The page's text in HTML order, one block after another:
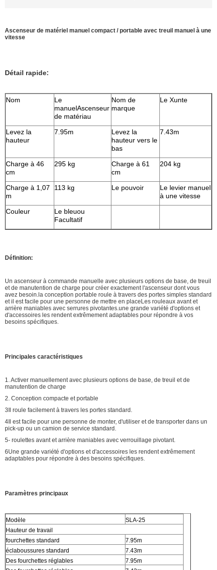
Ascenseur de matériel manuel compact / portable avec treuil manuel à une
vitesse
Détail rapide:
Nom
Le
manuelAscenseur
de matériau
Nom de
marque
Le Xunte
Levez la
hauteur
7.95m
Levez la
hauteur vers le
bas
7.43m
Charge à 46
cm
295 kg
Charge à 61
cm
204 kg
Charge à 1,07
m
113 kg Le pouvoir
Le levier manuel
à une vitesse
Couleur
Le bleuou
Facultatif
Définition:
Un ascenseur à commande manuelle avec plusieurs options de base, de treuil
et de manutention de charge pour créer exactement l'ascenseur dont vous
avez besoin.la conception portable roule à travers des portes simples standard
et il est facile pour une personne de mettre en placeLes rouleaux avant et
arrière maniables avec serrures pivotantes.une grande variété d'options et
d'accessoires les rendent extrêmement adaptables pour répondre à vos
besoins spécifiques.
Principales caractéristiques
1. Activer manuellement avec plusieurs options de base, de treuil et de
manutention de charge
2. Conception compacte et portable
3Il roule facilement à travers les portes standard.
4Il est facile pour une personne de monter, d'utiliser et de transporter dans un
pick-up ou un camion de service standard.
5- roulettes avant et arrière maniables avec verrouillage pivotant.
6Une grande variété d'options et d'accessoires les rendent extrêmement
adaptables pour répondre à des besoins spécifiques.
Paramètres principaux
Modèle
SLA-25
Hauteur de travail
fourchettes standard
7.95m
éclaboussures standard
7.43m
Des fourchettes réglables
7.95m